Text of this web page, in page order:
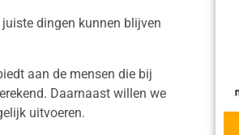
dingen kunnen blijven
aan de mensen die bij
Daarnaast willen we
uitvoeren.